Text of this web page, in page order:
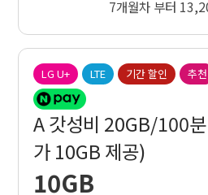
7개월차 부터
LG U+ LTE 기간 할인 추천
A 갓성비 20GB/100
가 10GB 제공)
10GB